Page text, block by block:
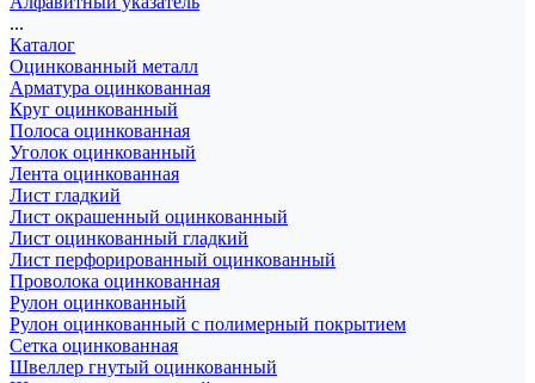
...
Каталог
Оцинкованный металл
Арматура оцинкованная
Круг оцинкованный
Полоса оцинкованная
Уголок оцинкованный
Лента оцинкованная
Лист гладкий
Лист окрашенный оцинкованный
Лист оцинкованный гладкий
Лист перфорированный оцинкованный
Проволока оцинкованная
Рулон оцинкованный
Рулон оцинкованный с полимерный покрытием
Сетка оцинкованная
Швеллер гнутый оцинкованный